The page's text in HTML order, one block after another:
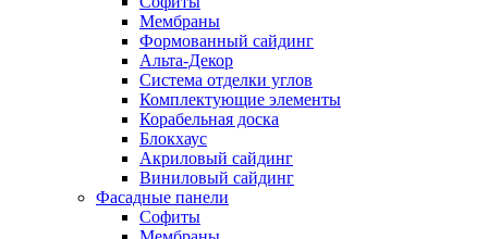
Мембраны
Формованный сайдинг
Альта-Декор
Система отделки углов
Комплектующие элементы
Корабельная доска
Блокхаус
Акриловый сайдинг
Виниловый сайдинг
Фасадные панели
Софиты